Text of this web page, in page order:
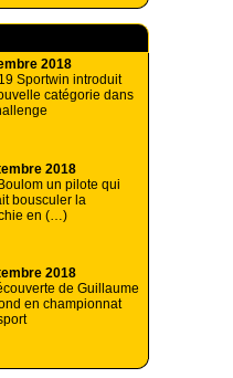
2018
Sportwin introduit
catégorie dans
2018
un pilote qui
bousculer la
en (…)
2018
de Guillaume
en championnat